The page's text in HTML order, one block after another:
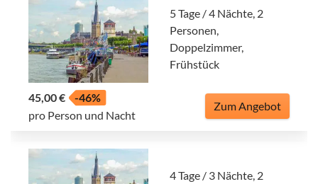
5 Tage / 4 Nächte, 2
Personen,
Doppelzimmer,
Frühstück
45,00 €
-46%
pro Person und Nacht
Zum Angebot
4 Tage / 3 Nächte, 2